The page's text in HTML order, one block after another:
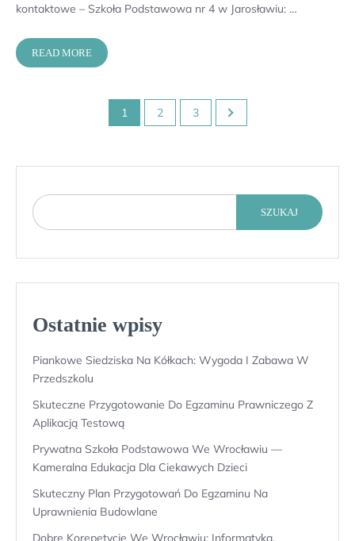
kontaktowe – Szkoła Podstawowa nr 4 w Jarosławiu: …
READ MORE
Stronicowanie
1 2 3
SZUKAJ
Ostatnie wpisy
Piankowe Siedziska Na Kółkach: Wygoda I Zabawa W
Przedszkolu
Skuteczne Przygotowanie Do Egzaminu Prawniczego Z
Aplikacją Testową
Prywatna Szkoła Podstawowa We Wrocławiu —
Kameralna Edukacja Dla Ciekawych Dzieci
Skuteczny Plan Przygotowań Do Egzaminu Na
Uprawnienia Budowlane
Dobre Korepetycje We Wrocławiu: Informatyka,